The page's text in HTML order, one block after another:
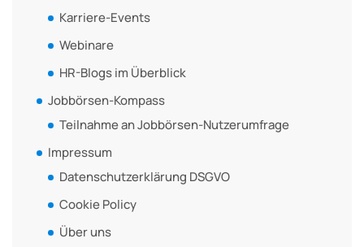
Karriere-Events
Webinare
HR-Blogs im Überblick
Jobbörsen-Kompass
Teilnahme an Jobbörsen-Nutzerumfrage
Impressum
Datenschutzerklärung DSGVO
Cookie Policy
Über uns